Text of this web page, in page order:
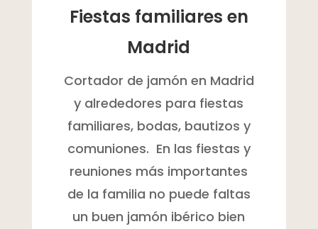
Fiestas familiares en
Madrid
Cortador de jamón en Madrid
y alrededores para fiestas
familiares, bodas, bautizos y
comuniones. En las fiestas y
reuniones más importantes
de la familia no puede faltas
un buen jamón ibérico bien